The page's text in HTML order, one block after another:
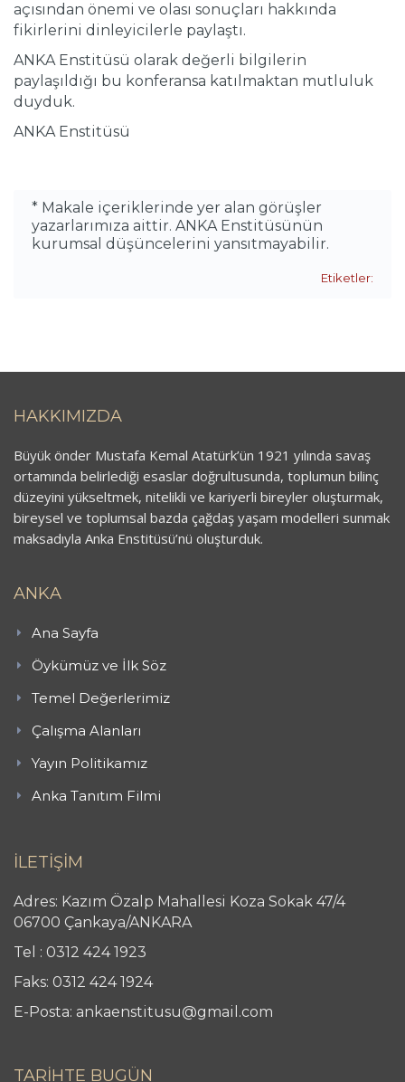
açısından önemi ve olası sonuçları hakkında
fikirlerini dinleyicilerle paylaştı.
ANKA Enstitüsü olarak değerli bilgilerin
paylaşıldığı bu konferansa katılmaktan mutluluk
duyduk.
ANKA Enstitüsü
* Makale içeriklerinde yer alan görüşler
yazarlarımıza aittir. ANKA Enstitüsünün
kurumsal düşüncelerini yansıtmayabilir.
Etiketler:
HAKKIMIZDA
Büyük önder Mustafa Kemal Atatürk’ün 1921 yılında savaş
ortamında belirlediği esaslar doğrultusunda, toplumun bilinç
düzeyini yükseltmek, nitelikli ve kariyerli bireyler oluşturmak,
bireysel ve toplumsal bazda çağdaş yaşam modelleri sunmak
maksadıyla Anka Enstitüsü’nü oluşturduk.
ANKA
Ana Sayfa
Öykümüz ve İlk Söz
Temel Değerlerimiz
Çalışma Alanları
Yayın Politikamız
Anka Tanıtım Filmi
İLETİŞİM
Adres: Kazım Özalp Mahallesi Koza Sokak 47/4
06700 Çankaya/ANKARA
Tel : 0312 424 1923
Faks: 0312 424 1924
E-Posta: ankaenstitusu@gmail.com
TARİHTE BUGÜN